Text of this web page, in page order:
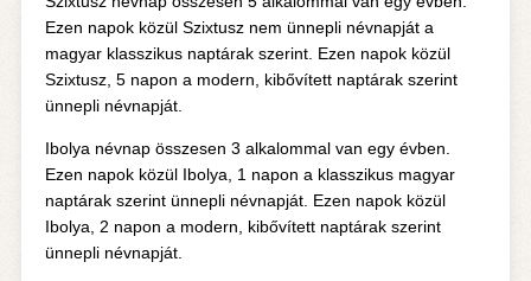
Ezen napok közül Szixtusz nem ünnepli névnapját a
magyar klasszikus naptárak szerint. Ezen napok közül
Szixtusz, 5 napon a modern, kibővített naptárak szerint
ünnepli névnapját.
Ibolya névnap összesen 3 alkalommal van egy évben.
Ezen napok közül Ibolya, 1 napon a klasszikus magyar
naptárak szerint ünnepli névnapját. Ezen napok közül
Ibolya, 2 napon a modern, kibővített naptárak szerint
ünnepli névnapját.